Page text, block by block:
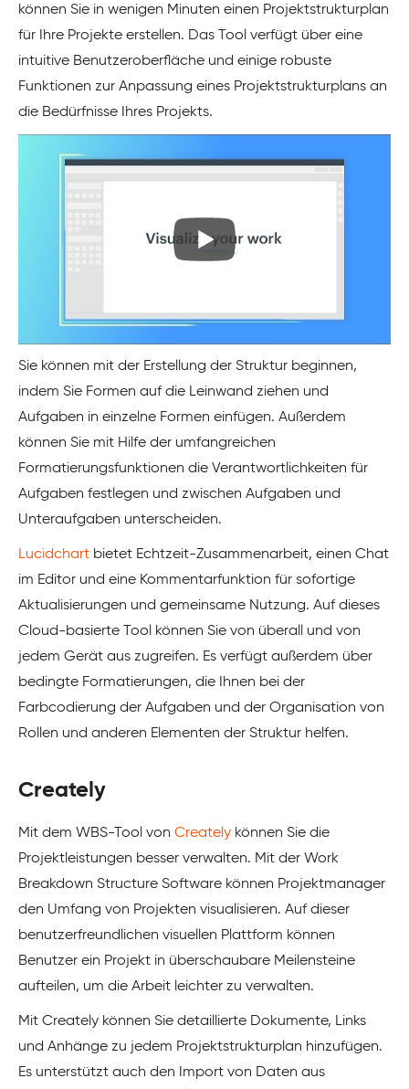
können Sie in wenigen Minuten einen Projektstrukturplan
für Ihre Projekte erstellen. Das Tool verfügt über eine
intuitive Benutzeroberfläche und einige robuste
Funktionen zur Anpassung eines Projektstrukturplans an
die Bedürfnisse Ihres Projekts.
Sie können mit der Erstellung der Struktur beginnen,
indem Sie Formen auf die Leinwand ziehen und
Aufgaben in einzelne Formen einfügen. Außerdem
können Sie mit Hilfe der umfangreichen
Formatierungsfunktionen die Verantwortlichkeiten für
Aufgaben festlegen und zwischen Aufgaben und
Unteraufgaben unterscheiden.
Lucidchart bietet Echtzeit-Zusammenarbeit, einen Chat
im Editor und eine Kommentarfunktion für sofortige
Aktualisierungen und gemeinsame Nutzung. Auf dieses
Cloud-basierte Tool können Sie von überall und von
jedem Gerät aus zugreifen. Es verfügt außerdem über
bedingte Formatierungen, die Ihnen bei der
Farbcodierung der Aufgaben und der Organisation von
Rollen und anderen Elementen der Struktur helfen.
Creately
Mit dem WBS-Tool von Creately können Sie die
Projektleistungen besser verwalten. Mit der Work
Breakdown Structure Software können Projektmanager
den Umfang von Projekten visualisieren. Auf dieser
benutzerfreundlichen visuellen Plattform können
Benutzer ein Projekt in überschaubare Meilensteine
aufteilen, um die Arbeit leichter zu verwalten.
Mit Creately können Sie detaillierte Dokumente, Links
und Anhänge zu jedem Projektstrukturplan hinzufügen.
Es unterstützt auch den Import von Daten aus